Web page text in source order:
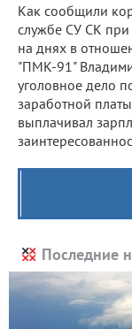
Как сообщили
службе СУ СК при
на днях в
"ПМК-91"
уголовное дело
заработной
выплачивал
Последние